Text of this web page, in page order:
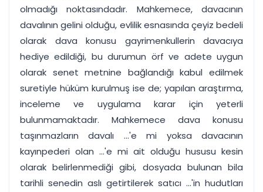
olmadığı noktasındadır. Mahkemece, davacının
davalının gelini olduğu, evlilik esnasında çeyiz bedeli
olarak dava konusu gayrimenkullerin davacıya
hediye edildiği, bu durumun örf ve adete uygun
olarak senet metnine bağlandığı kabul edilmek
suretiyle hüküm kurulmuş ise de; yapılan araştırma,
inceleme ve uygulama karar için yeterli
bulunmamaktadır. Mahkemece dava konusu
taşınmazların davalı ...'e mi yoksa davacının
kayınpederi olan ...'e mi ait olduğu hususu kesin
olarak belirlenmediği gibi, dosyada bulunan bila
tarihli senedin aslı getirtilerek satıcı ...'in hudutları